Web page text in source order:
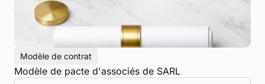
Modèle de contrat
Modèle de pacte d'associés de SARL